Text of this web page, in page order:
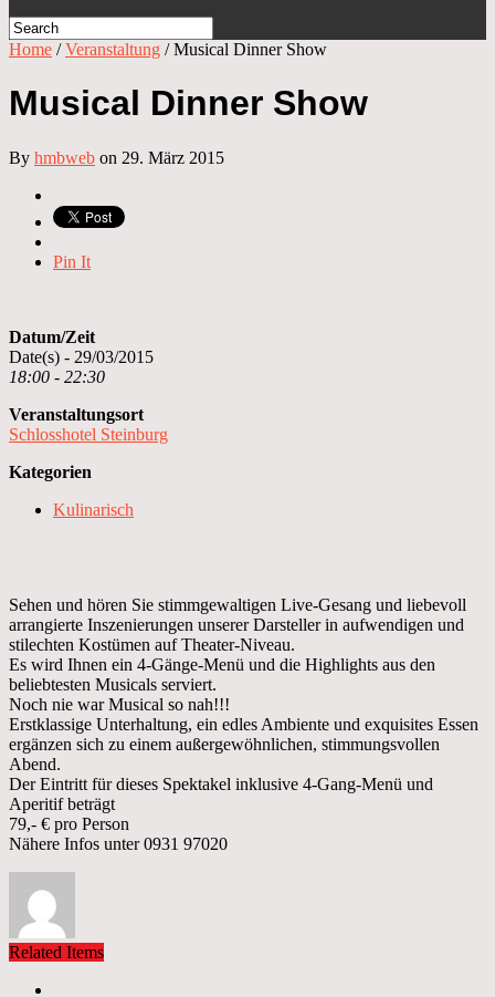
Home /Veranstaltung /Musical Dinner Show
Musical Dinner Show
By hmbweb on 29. März 2015
Pin It
Datum/Zeit
Date(s) - 29/03/2015
18:00 - 22:30
Veranstaltungsort
Schlosshotel Steinburg
Kategorien
Kulinarisch
Sehen und hören Sie stimmgewaltigen Live-Gesang und liebevoll
arrangierte Inszenierungen unserer Darsteller in aufwendigen und
stilechten Kostümen auf Theater-Niveau.
Es wird Ihnen ein 4-Gänge-Menü und die Highlights aus den
beliebtesten Musicals serviert.
Noch nie war Musical so nah!!!
Erstklassige Unterhaltung, ein edles Ambiente und exquisites Essen
ergänzen sich zu einem außergewöhnlichen, stimmungsvollen
Abend.
Der Eintritt für dieses Spektakel inklusive 4-Gang-Menü und
Aperitif beträgt
79,- € pro Person
Nähere Infos unter 0931 97020
Related Items